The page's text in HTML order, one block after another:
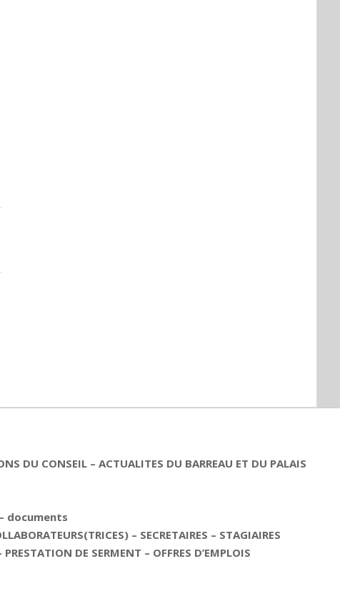
DU CONSEIL – ACTUALITES DU BARREAU ET DU PALAIS
documents
– SECRETAIRES – STAGIAIRES
DE SERMENT – OFFRES D’EMPLOIS